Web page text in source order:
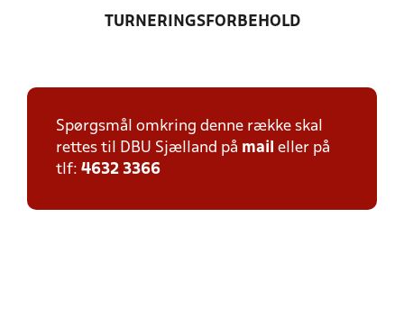
TURNERINGSFORBEHOLD
Spørgsmål omkring denne række skal
rettes til DBU Sjælland på mail eller på
tlf: 4632 3366